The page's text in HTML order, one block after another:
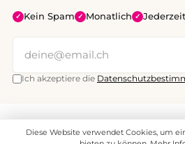
✓ Kein Spam ✓ Monatlich ✓
Ich akzeptiere die
© 2008 - 2026 enjoymedia.ch - Alle
Diese Website verwendet Cookies, um